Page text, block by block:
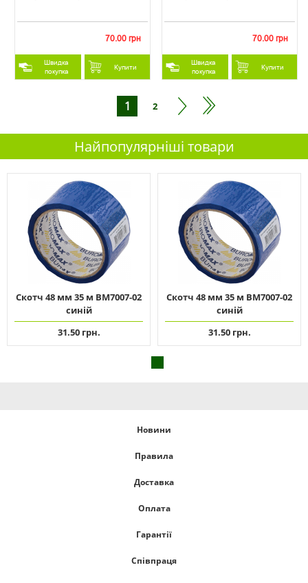
70.00 грн
Швидка
покупка
Купити
70.00 грн
Швидка
покупка
Купити
1 2
Найпопулярніші товари
Скотч 48 мм 35 м ВМ7007-02
синій
31.50 грн.
Скотч 48 мм 35 м ВМ7007-02
синій
31.50 грн.
Новини
Правила
Доставка
Оплата
Гарантії
Співпраця